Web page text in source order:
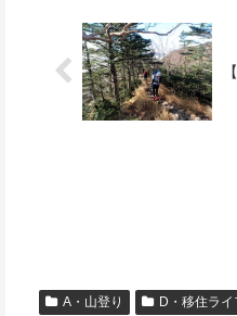
A・山登り D・移住ライ